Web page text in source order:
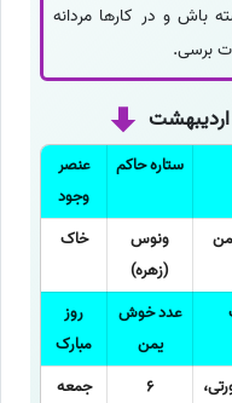
باش و در کارها مردانه
برسی.
ستاره حاکم
عنصر
وجود
ونوس
(زهره)
خاک
عدد خوش
یمن
روز
مبارک
6 جمعه